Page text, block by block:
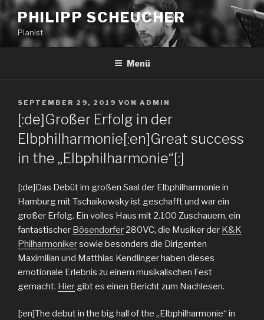
PHILIPP SCHEUCHER
Pianist
Menü
SEPTEMBER 29, 2019 VON ADMIN
[:de]Großer Erfolg in der
Elbphilharmonie[:en]Great success
in the „Elbphilharmonie“[:]
[:de]Das Debüt im großen Saal der Elbphilharmonie in
Hamburg mit Tschaikowsky ist geschafft und war ein
großer Erfolg. Ein volles Haus mit 2.100 Zuschauern, ein
fantastischer Bösendorfer 280VC, die Musiker der K&K
Philharmonikersowie besonders die Dirigenten
Maximilian und Matthias Kendlinger haben dieses
emotionale Erlebnis zu einem musikalischen Fest
gemacht. Hier gibt es einen Bericht zum Nachlesen.
[:en]The debut in the big hall of the „Elbphilharmonie“ in